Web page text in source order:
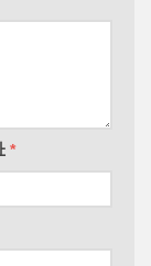
*